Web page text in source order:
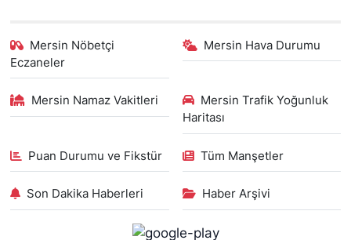
Mersin Nöbetçi
Eczaneler
Mersin Hava Durumu
Mersin Namaz Vakitleri
Mersin Trafik Yoğunluk
Haritası
Puan Durumu ve Fikstür Tüm Manşetler
Son Dakika Haberleri Haber Arşivi